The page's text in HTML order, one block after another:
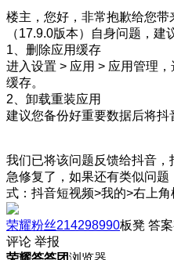
楼主，您好，非常抱歉给您
（17.9.0版本）自身问题，建
1、删除应用缓存
进入设置 > 应用 > 应用管理
缓存。
2、卸载重装应用
建议您备份好重要数据后将抖
我们已将该问题反馈给抖音
急修复了，如果还有类似问
式：抖音短视频>我的>右上角
荣耀粉丝214298990板凳 答
评论 举报